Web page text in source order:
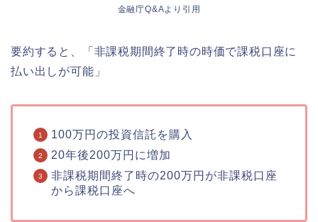
金融庁Q&Aより引用
要約すると、「非課税期間終了時の時価で課税口座に
払い出しが可能」
100万円の投資信託を購入
20年後200万円に増加
非課税期間終了時の200万円が非課税口座
から課税口座へ